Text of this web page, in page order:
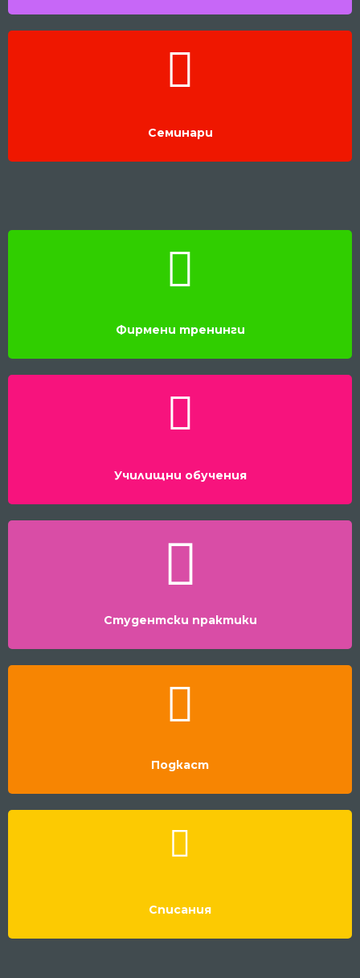
Семинари
Фирмени тренинги
Училищни обучения
Студентски практики
Подкаст
Списания